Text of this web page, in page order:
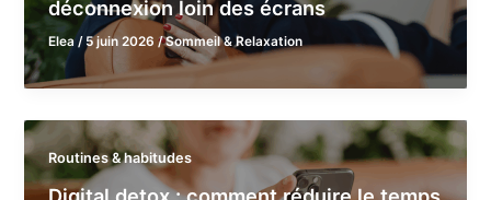
déconnexion loin des écrans
Elea/ 5 juin 2026/Sommeil & Relaxation
Routines & habitudes